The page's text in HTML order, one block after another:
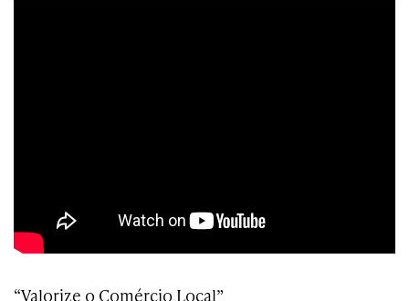
“Valorize o Comércio Local”